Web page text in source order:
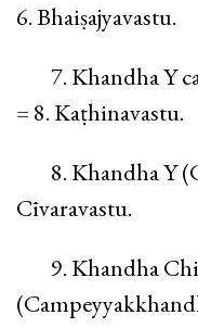
6. Bhaiṣajyavastu.
7. Khandha Y
= 8. Kaṭhinavastu.
8. Khandha Y
Cīvaravastu.
9. Khandha